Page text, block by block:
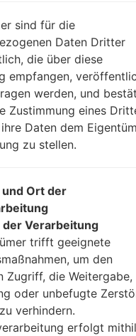
seine
LGHB620T
LG Others
Mai, 2008
17.9 millimeter
/
88.5 x 54.9
x 2.16 Zoll)
Ausrüstung
-
128MB
100MB
microSD, zu 4
(dedizierter
und Daten
SIM-
1 Mini-SIM
sind für die
Daten Dritter
die über diese
empfangen,
werden, und
Zustimmung eines
Daten dem
zu stellen.
Ort der
Verarbeitung
trifft geeignete
um den
Zugriff, die Weitergabe,
oder unbefugte
verhindern.
erfolgt